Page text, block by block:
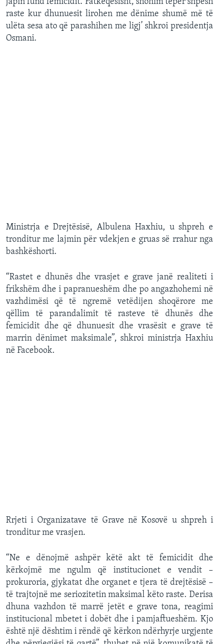
japin fund femicidit. Fatkeqësisht, shohim tepër shpesh
raste kur dhunuesit lirohen me dënime shumë më të
ulëta sesa ato që parashihen me ligj’ shkroi presidentja
Osmani.
Ministrja e Drejtësisë, Albulena Haxhiu, u shpreh e
tronditur me lajmin për vdekjen e gruas së rrahur nga
bashkëshorti.
“Rastet e dhunës dhe vrasjet e grave janë realiteti i
frikshëm dhe i papranueshëm dhe po angazhohemi në
vazhdimësi që të ngremë vetëdijen shoqërore me
qëllim të parandalimit të rasteve të dhunës dhe
femicidit dhe që dhunuesit dhe vrasësit e grave të
marrin dënimet maksimale”, shkroi ministrja Haxhiu
në Facebook.
Rrjeti i Organizatave të Grave në Kosovë u shpreh i
tronditur me vrasjen.
“Ne e dënojmë ashpër këtë akt të femicidit dhe
kërkojmë me ngulm që institucionet e vendit –
prokuroria, gjykatat dhe organet e tjera të drejtësisë –
të trajtojnë me seriozitetin maksimal këto raste. Derisa
dhuna vazhdon të marrë jetët e grave tona, reagimi
institucional mbetet i dobët dhe i pamjaftueshëm. Kjo
është një dështim i rëndë që kërkon ndërhyrje urgjente